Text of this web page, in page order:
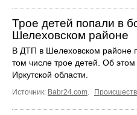
Трое детей попали в
Шелеховском районе
В ДТП в Шелеховском районе
том числе трое детей. Об
Иркутской области.
Источник: Babr24.com.